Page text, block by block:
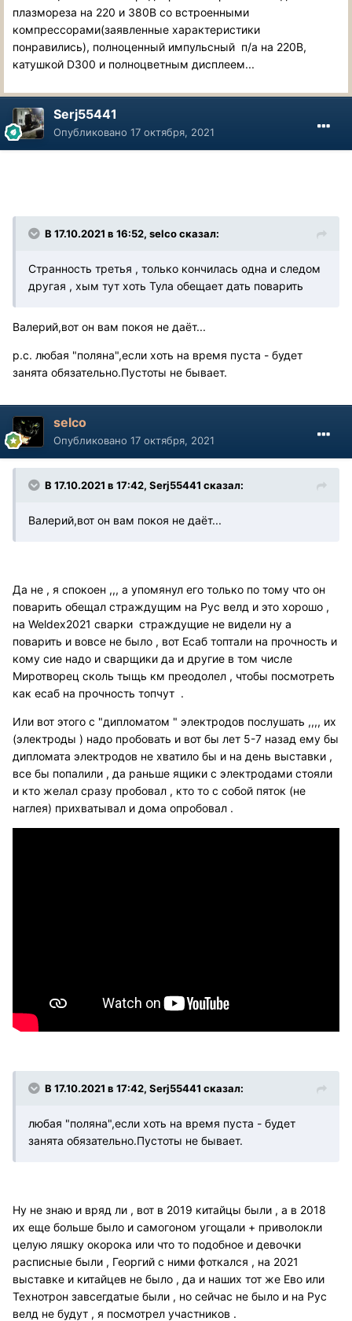
плазмореза на 220 и 380В со встроенными
компрессорами(заявленные характеристики
понравились), полноценный импульсный п/а на 220В,
катушкой D300 и полноцветным дисплеем...
Serj55441
Опубликовано 17 октября, 2021
В 17.10.2021 в 16:52, selco сказал:
Странность третья , только кончилась одна и следом
другая , хым тут хоть Тула обещает дать поварить
Валерий,вот он вам покоя не даёт...
р.с. любая "поляна",если хоть на время пуста - будет
занята обязательно.Пустоты не бывает.
selco
Опубликовано 17 октября, 2021
В 17.10.2021 в 17:42, Serj55441 сказал:
Валерий,вот он вам покоя не даёт...
Да не , я спокоен ,,, а упомянул его только по тому что он
поварить обещал страждущим на Рус велд и это хорошо ,
на Weldex2021 сварки страждущие не видели ну а
поварить и вовсе не было , вот Есаб топтали на прочность и
кому сие надо и сварщики да и другие в том числе
Миротворец сколь тыщь км преодолел , чтобы посмотреть
как есаб на прочность топчут .
Или вот этого с "дипломатом " электродов послушать ,,,, их
(электроды ) надо пробовать и вот бы лет 5-7 назад ему бы
дипломата электродов не хватило бы и на день выставки ,
все бы попалили , да раньше ящики с электродами стояли
и кто желал сразу пробовал , кто то с собой пяток (не
наглея) прихватывал и дома опробовал .
В 17.10.2021 в 17:42, Serj55441 сказал:
любая "поляна",если хоть на время пуста - будет
занята обязательно.Пустоты не бывает.
Ну не знаю и вряд ли , вот в 2019 китайцы были , а в 2018
их еще больше было и самогоном угощали + приволокли
целую ляшку окорока или что то подобное и девочки
расписные были , Георгий с ними фоткался , на 2021
выставке и китайцев не было , да и наших тот же Ево или
Технотрон завсегдатые были , но сейчас не было и на Рус
велд не будут , я посмотрел участников .